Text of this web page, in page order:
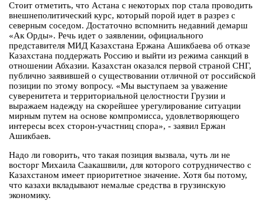
Стоит отметить, что Астана с некоторых пор стала проводить
внешнеполитический курс, который порой идет в разрез с
северным соседом. Достаточно вспомнить недавний демарш
«Ак Орды». Речь идет о заявлении, официального
представителя МИД Казахстана Ержана Ашикбаева об отказе
Казахстана поддержать Россию и выйти из режима санкций в
отношении Абхазии. Казахстан оказался первой страной СНГ,
публично заявившей о существовании отличной от российской
позиции по этому вопросу. «Мы выступаем за уважение
суверенитета и территориальной целостности Грузии и
выражаем надежду на скорейшее урегулирование ситуации
мирным путем на основе компромисса, удовлетворяющего
интересы всех сторон-участниц спора», - заявил Ержан
Ашикбаев.
Надо ли говорить, что такая позиция вызвала, чуть ли не
восторг Михаила Саакашвили, для которого сотрудничество с
Казахстаном имеет приоритетное значение. Хотя бы потому,
что казахи вкладывают немалые средства в грузинскую
экономику.